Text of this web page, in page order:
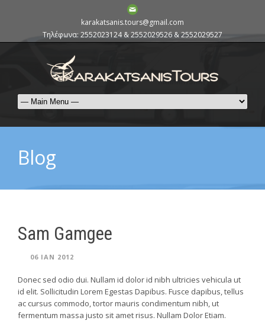
karakatsanis.tours@gmail.com
Τηλέφωνα: 2552023124 & 2552029526 & 2552029527
Blog
Sam Gamgee
06 ΙΑΝ 2012
Donec sed odio dui. Nullam id dolor id nibh ultricies vehicula ut
id elit. Sollicitudin Lorem Egestas Dapibus. Fusce dapibus, tellus
ac cursus commodo, tortor mauris condimentum nibh, ut
fermentum massa justo sit amet risus. Nullam Dolor Etiam.